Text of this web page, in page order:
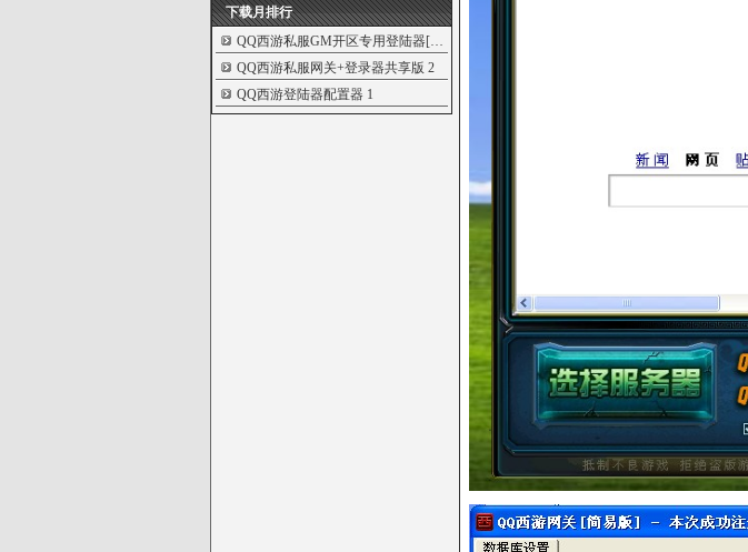
下载月排行
QQ西游私服GM开区专用登陆器[完全...
QQ西游私服网关+登录器共享版 2
QQ西游登陆器配置器1